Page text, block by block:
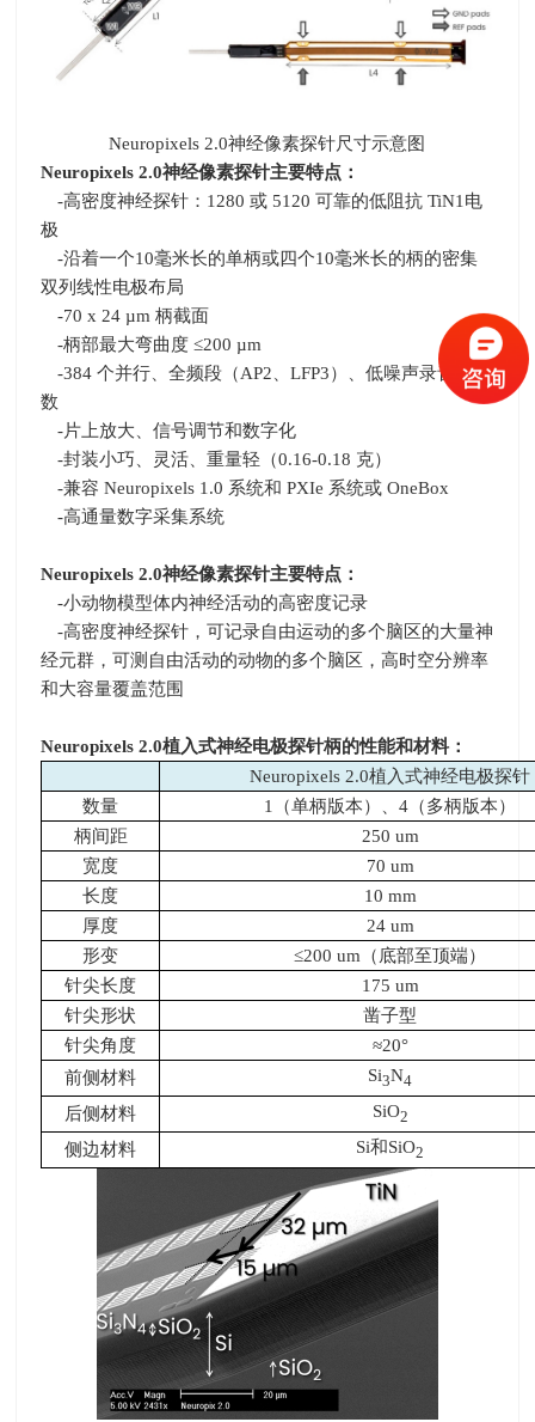
Neuropixels 2.0神经像素探针尺寸示意图
Neuropixels 2.0神经像素探针主要特点：
-高密度神经探针： 1280或 5120可靠的低阻抗 TiN1 电
极
-沿着一个10毫米长的单柄或四个10毫米长的柄的密集
双列线性电极布局
-70 x 24 µm 柄截面
-柄部最大弯曲度 ≤200 µm
-384 个并行、全频段（AP2 、LFP3）、低噪声录音通道
数
-片上放大、信号调节和数字化
-封装小巧、灵活、重量轻（0.16-0.18 克）
-兼容 Neuropixels 1.0 系统和 PXIe 系统或 OneBox
-高通量数字采集系统
Neuropixels 2.0神经像素探针主要特点：
-小动物模型体内神经活动的高密度记录
-高密度神经探针，可记录自由运动的多个脑区的大量神
经元群，可测自由活动的动物的多个脑区，高时空分辨率
和大容量覆盖范围
Neuropixels 2.0植入式神经电极探针柄的性能和材料：
Neuropixels 2.0植入式神经电极探针
数量
1（单柄版本）、4 （多柄版本）
柄间距
250 um
宽度
70 um
长度
10 mm
厚度
24 um
形变
≤200 um（底部至顶端）
针尖长度
175 um
针尖形状
凿子型
针尖角度
≈20°
前侧材料
Si3N4
后侧材料 SiO2
侧边材料 Si和SiO2